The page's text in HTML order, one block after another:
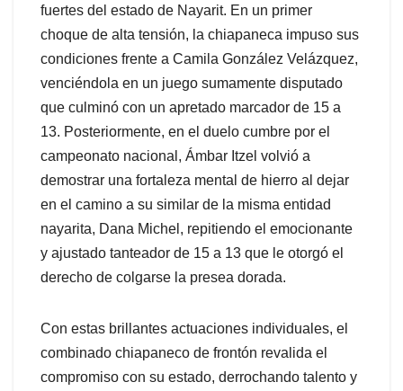
fuertes del estado de Nayarit. En un primer
choque de alta tensión, la chiapaneca impuso sus
condiciones frente a Camila González Velázquez,
venciéndola en un juego sumamente disputado
que culminó con un apretado marcador de 15 a
13. Posteriormente, en el duelo cumbre por el
campeonato nacional, Ámbar Itzel volvió a
demostrar una fortaleza mental de hierro al dejar
en el camino a su similar de la misma entidad
nayarita, Dana Michel, repitiendo el emocionante
y ajustado tanteador de 15 a 13 que le otorgó el
derecho de colgarse la presea dorada.
Con estas brillantes actuaciones individuales, el
combinado chiapaneco de frontón revalida el
compromiso con su estado, derrochando talento y